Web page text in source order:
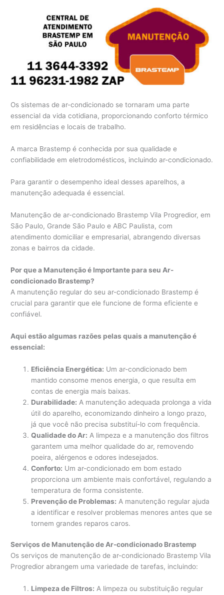
Os sistemas de ar-condicionado se tornaram uma parte
essencial da vida cotidiana, proporcionando conforto térmico
em residências e locais de trabalho.
A marca Brastemp é conhecida por sua qualidade e
confiabilidade em eletrodomésticos, incluindo ar-condicionado.
Para garantir o desempenho ideal desses aparelhos, a
manutenção adequada é essencial.
Manutenção de ar-condicionado Brastemp Vila Progredior, em
São Paulo, Grande São Paulo e ABC Paulista, com
atendimento domiciliar e empresarial, abrangendo diversas
zonas e bairros da cidade.
Por que a Manutenção é Importante para seu Ar-
condicionado Brastemp?
A manutenção regular do seu ar-condicionado Brastemp é
crucial para garantir que ele funcione de forma eficiente e
confiável.
Aqui estão algumas razões pelas quais a manutenção é
essencial:
Eficiência Energética: Um ar-condicionado bem
mantido consome menos energia, o que resulta em
contas de energia mais baixas.
Durabilidade: A manutenção adequada prolonga a vida
útil do aparelho, economizando dinheiro a longo prazo,
já que você não precisa substituí-lo com frequência.
Qualidade do Ar: A limpeza e a manutenção dos filtros
garantem uma melhor qualidade do ar, removendo
poeira, alérgenos e odores indesejados.
Conforto: Um ar-condicionado em bom estado
proporciona um ambiente mais confortável, regulando a
temperatura de forma consistente.
Prevenção de Problemas: A manutenção regular ajuda
a identificar e resolver problemas menores antes que se
tornem grandes reparos caros.
Serviços de Manutenção de Ar-condicionado Brastemp
Os serviços de manutenção de ar-condicionado Brastemp Vila
Progredior abrangem uma variedade de tarefas, incluindo:
Limpeza de Filtros: A limpeza ou substituição regular